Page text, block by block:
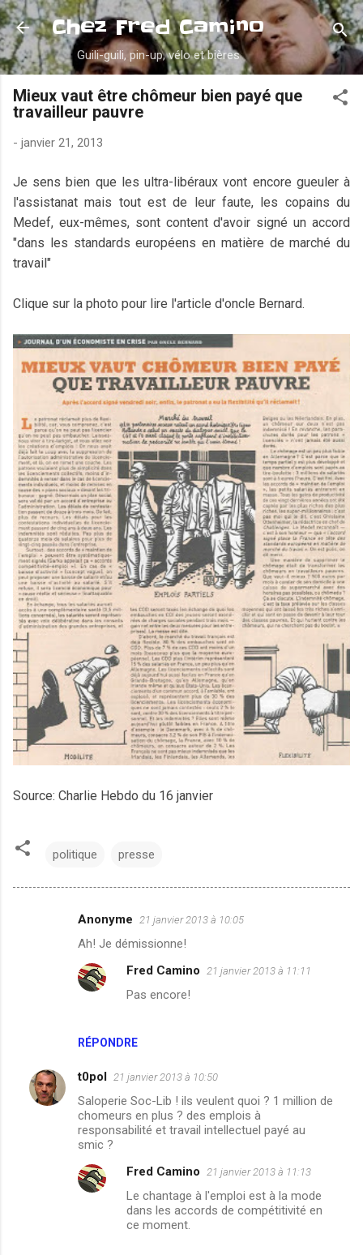
Accéder au contenu principal
Chez Fred Camino
Guili-guili, pin-up, vélo et bières
Mieux vaut être chômeur bien payé que
travailleur pauvre
- janvier 21, 2013
Je sens bien que les ultra-libéraux vont encore gueuler à
l'assistanat mais tout est de leur faute, les copains du
Medef, eux-mêmes, sont content d'avoir signé un accord
"dans les standards européens en matière de marché du
travail"
Clique sur la photo pour lire l'article d'oncle Bernard.
Source: Charlie Hebdo du 16 janvier
politique presse
a
Anonyme 21 janvier 2013 à 10:05
Ah! Je démissionne!
RÉPONDRE
Fred Camino 21 janvier 2013 à 11:11
Pas encore!
t0pol 21 janvier 2013 à 10:50
Saloperie Soc-Lib ! ils veulent quoi ? 1 million de
chomeurs en plus ? des emplois à
responsabilité et travail intellectuel payé au
smic ?
Fred Camino 21 janvier 2013 à 11:13
Le chantage à l'emploi est à la mode
dans les accords de compétitivité en
ce moment.